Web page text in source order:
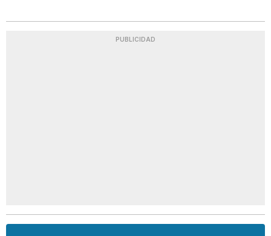
PUBLICIDAD